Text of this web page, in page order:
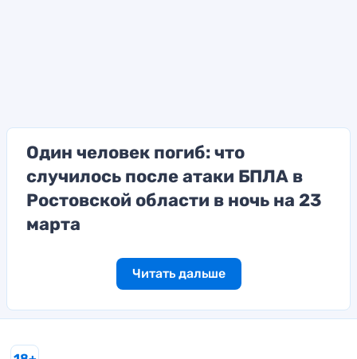
Один человек погиб: что
случилось после атаки БПЛА в
Ростовской области в ночь на 23
марта
Читать дальше